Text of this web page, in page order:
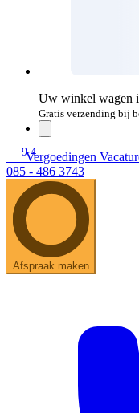
Uw winkel wagen
Gratis verzending bij
9.4
Vergoedingen
085 - 486 3743
Afspraak maken